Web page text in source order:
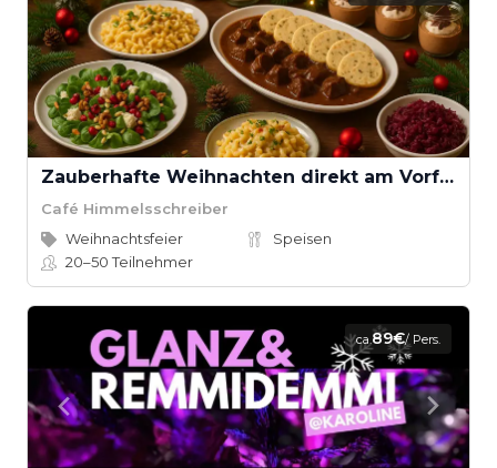
Zauberhafte Weihnachten direkt am Vorfeld
Café Himmelsschreiber
Weihnachtsfeier
Speisen
20–50Teilnehmer
ca.89€/ Pers.